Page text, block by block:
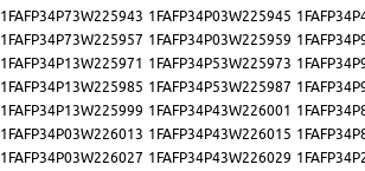
1FAFP34P73W225943 1FAFP34P03W225945
1FAFP34P73W225957 1FAFP34P03W225959
1FAFP34P13W225971 1FAFP34P53W225973
1FAFP34P13W225985 1FAFP34P53W225987
1FAFP34P13W225999 1FAFP34P43W226001
1FAFP34P03W226013 1FAFP34P43W226015
1FAFP34P03W226027 1FAFP34P43W226029